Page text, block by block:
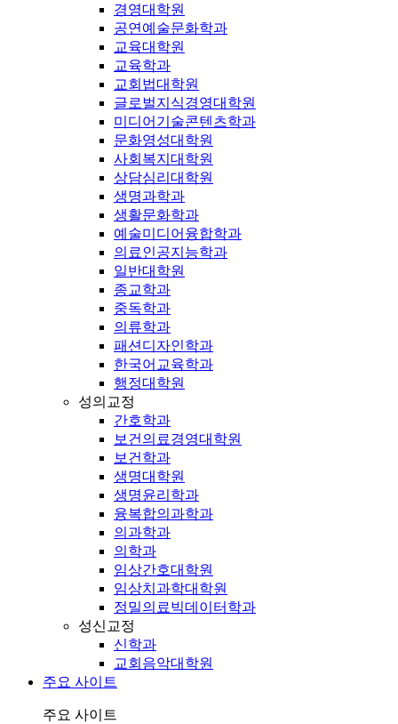
경영대학원
공연예술문화학과
교육대학원
교육학과
교회법대학원
글로벌지식경영대학원
미디어기술콘텐츠학과
문화영성대학원
사회복지대학원
상담심리대학원
생명과학과
생활문화학과
예술미디어융합학과
의료인공지능학과
일반대학원
종교학과
중독학과
의류학과
패션디자인학과
한국어교육학과
행정대학원
성의교정
간호학과
보건의료경영대학원
보건학과
생명대학원
생명윤리학과
융복합의과학과
의과학과
의학과
임상간호대학원
임상치과학대학원
정밀의료빅데이터학과
성신교정
신학과
교회음악대학원
주요 사이트
주요 사이트